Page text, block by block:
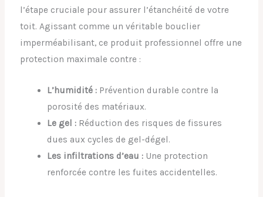
l’étape cruciale pour assurer l’étanchéité de votre
toit. Agissant comme un véritable bouclier
imperméabilisant, ce produit professionnel offre une
protection maximale contre :
L’humidité : Prévention durable contre la
porosité des matériaux.
Le gel : Réduction des risques de fissures
dues aux cycles de gel-dégel.
Les infiltrations d’eau : Une protection
renforcée contre les fuites accidentelles.